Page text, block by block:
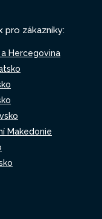
pro zákazníky:
a Hercegovina
Makedonie